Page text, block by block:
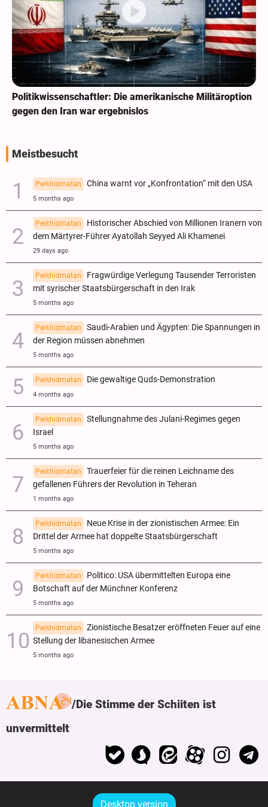
Politikwissenschaftler: Die amerikanische Militäroption
gegen den Iran war ergebnislos
Meistbesucht
Perkhidmatan China warnt vor „Konfrontation“ mit den USA
5 months ago
Perkhidmatan
Historischer Abschied von Millionen Iranern von
dem Märtyrer-Führer Ayatollah Seyyed Ali Khamenei
29 days ago
Perkhidmatan
Fragwürdige Verlegung Tausender Terroristen
mit syrischer Staatsbürgerschaft in den Irak
5 months ago
Perkhidmatan
Saudi-Arabien und Ägypten: Die Spannungen in
der Region müssen abnehmen
5 months ago
Perkhidmatan Die gewaltige Quds-Demonstration
4 months ago
Perkhidmatan
Stellungnahme des Julani-Regimes gegen
Israel
5 months ago
Perkhidmatan
Trauerfeier für die reinen Leichname des
gefallenen Führers der Revolution in Teheran
1 months ago
Perkhidmatan
Neue Krise in der zionistischen Armee: Ein
Drittel der Armee hat doppelte Staatsbürgerschaft
5 months ago
Perkhidmatan
Politico: USA übermittelten Europa eine
Botschaft auf der Münchner Konferenz
5 months ago
Perkhidmatan
Zionistische Besatzer eröffneten Feuer auf eine
Stellung der libanesischen Armee
5 months ago
Die Stimme der Schiiten ist
unvermittelt
Desktop version